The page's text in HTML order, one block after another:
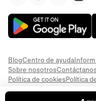
BlogCentro de ayuda
Sobre nosotrosContáctanos
Política de cookiesPolítica